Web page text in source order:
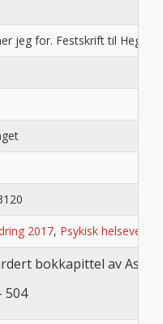
jeg for. Festskrift til Hege
2017, Psykisk
bokkapittel av Aslak
504